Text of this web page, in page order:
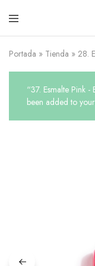
Shine
You
Portada » Tienda » 28.
“37. Esmalte Pink
been added to